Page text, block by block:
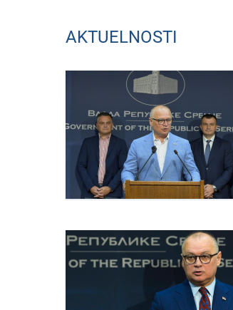
AKTUELNOSTI
PAGES